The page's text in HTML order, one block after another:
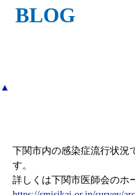
BLOG
▲
下関市内の感染症流行状況
す。
詳しくは下関市医師会のホ